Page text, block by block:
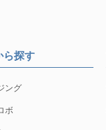
ら探す
ング
ボ